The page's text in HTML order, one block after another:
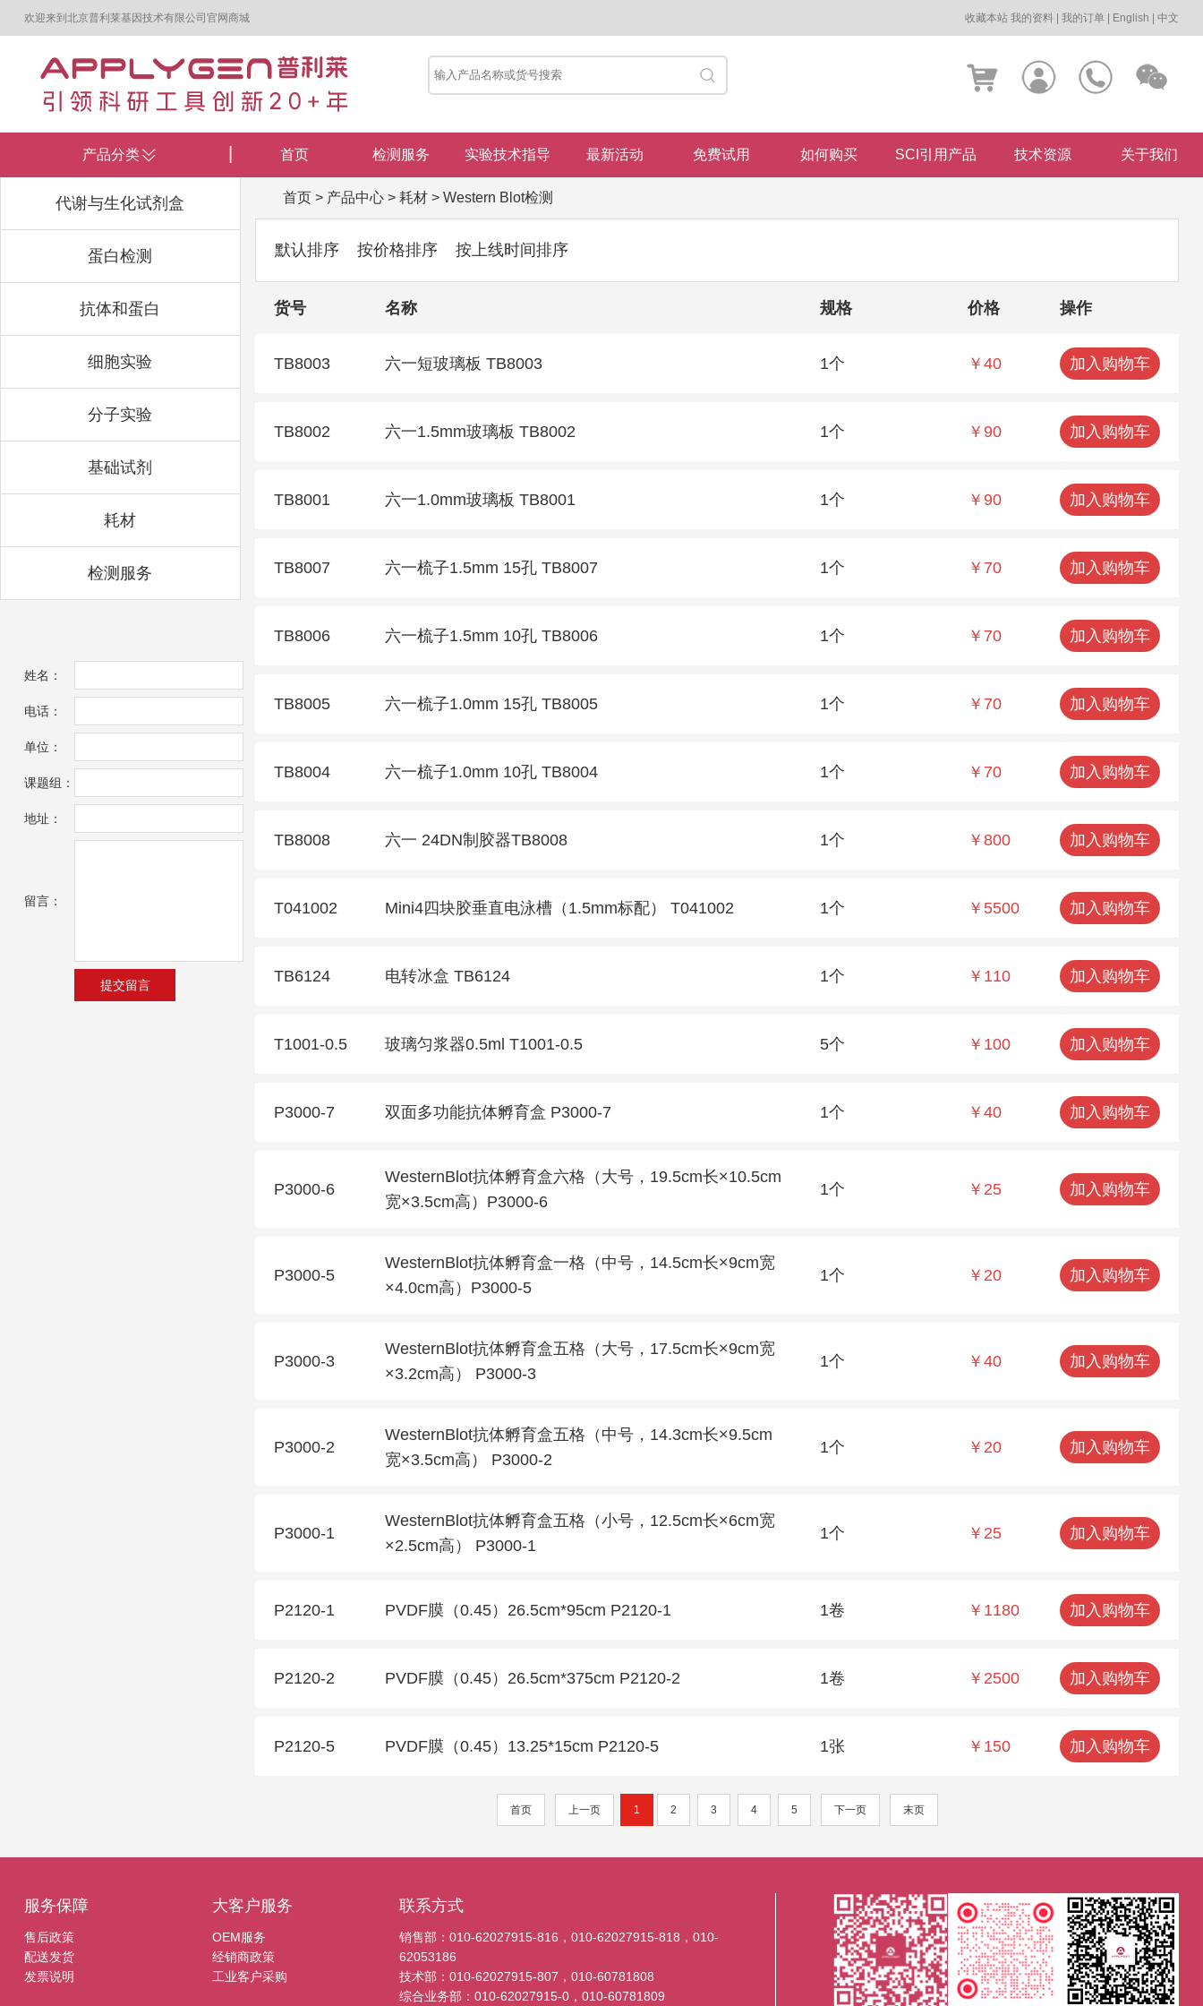
欢迎来到北京普利莱基因技术有限公司官网商城 收藏本站 我的资料 |我的订单 English |中文
产品分类
代谢与生化试剂盒
蛋白检测
抗体和蛋白
细胞实验
分子实验
基础试剂
耗材
检测服务
首页 检测服务 实验技术指导 最新活动 免费试用 如何购买 SCI引用产品 技术资源 关于我们
首页> 产品中心> 耗材> Western Blot检测
默认排序 按价格排序 按上线时间排序
货号 名称 规格 价格 操作
TB8003 六一短玻璃板 TB8003 1个 ￥40 加入购物车
TB8002 六一1.5mm玻璃板 TB8002 1个 ￥90 加入购物车
TB8001 六一1.0mm玻璃板 TB8001 1个 ￥90 加入购物车
TB8007 六一梳子1.5mm 15孔 TB8007 1个 ￥70 加入购物车
TB8006 六一梳子1.5mm 10孔 TB8006 1个 ￥70 加入购物车
TB8005 六一梳子1.0mm 15孔 TB8005 1个 ￥70 加入购物车
TB8004 六一梳子1.0mm 10孔 TB8004 1个 ￥70 加入购物车
TB8008 六一 24DN制胶器TB8008 1个 ￥800 加入购物车
T041002 Mini4四块胶垂直电泳槽（1.5mm标配） T041002 1个 ￥5500 加入购物车
TB6124 电转冰盒 TB6124 1个 ￥110 加入购物车
T1001-0.5 玻璃匀浆器0.5ml T1001-0.5 5个 ￥100 加入购物车
P3000-7 双面多功能抗体孵育盒 P3000-7 1个 ￥40 加入购物车
P3000-6
WesternBlot抗体孵育盒六格（大号，19.5cm长×10.5cm
宽×3.5cm高）P3000-6
1个 ￥25 加入购物车
P3000-5
WesternBlot抗体孵育盒一格（中号，14.5cm长×9cm宽
×4.0cm高）P3000-5
1个 ￥20 加入购物车
P3000-3
WesternBlot抗体孵育盒五格（大号，17.5cm长×9cm宽
×3.2cm高） P3000-3
1个 ￥40 加入购物车
P3000-2
WesternBlot抗体孵育盒五格（中号，14.3cm长×9.5cm
宽×3.5cm高） P3000-2
1个 ￥20 加入购物车
P3000-1
WesternBlot抗体孵育盒五格（小号，12.5cm长×6cm宽
×2.5cm高） P3000-1
1个 ￥25 加入购物车
P2120-1 PVDF膜（0.45）26.5cm*95cm P2120-1 1卷 ￥1180 加入购物车
P2120-2 PVDF膜（0.45）26.5cm*375cm P2120-2 1卷 ￥2500 加入购物车
P2120-5 PVDF膜（0.45）13.25*15cm P2120-5 1张 ￥150 加入购物车
首页 上一页 1 2 3 4 5 下一页 末页
姓名：
电话：
单位：
课题组：
地址：
留言：
服务保障
售后政策
配送发货
发票说明
大客户服务
OEM服务
经销商政策
工业客户采购
联系方式
销售部：010-62027915-816，010-62027915-818，010-
62053186
技术部：010-62027915-807，010-60781808
综合业务部：010-62027915-0，010-60781809